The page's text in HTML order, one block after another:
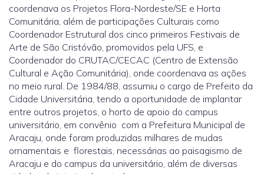
coordenava os Projetos Flora-Nordeste/SE e Horta
Comunitária, além de participações Culturais como
Coordenador Estrutural dos cinco primeiros Festivais de
Arte de São Cristóvão, promovidos pela UFS, e
Coordenador do CRUTAC/CECAC (Centro de Extensão
Cultural e Ação Comunitária), onde coordenava as ações
no meio rural. De 1984/88, assumiu o cargo de Prefeito da
Cidade Universitária, tendo a oportunidade de implantar
entre outros projetos, o horto de apoio do campus
universitário, em convênio com a Prefeitura Municipal de
Aracaju, onde foram produzidas milhares de mudas
ornamentais e florestais, necessárias ao paisagismo de
Aracaju e do campus da universitário, além de diversas